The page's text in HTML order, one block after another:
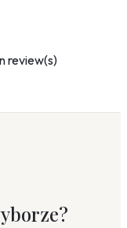
review(s)